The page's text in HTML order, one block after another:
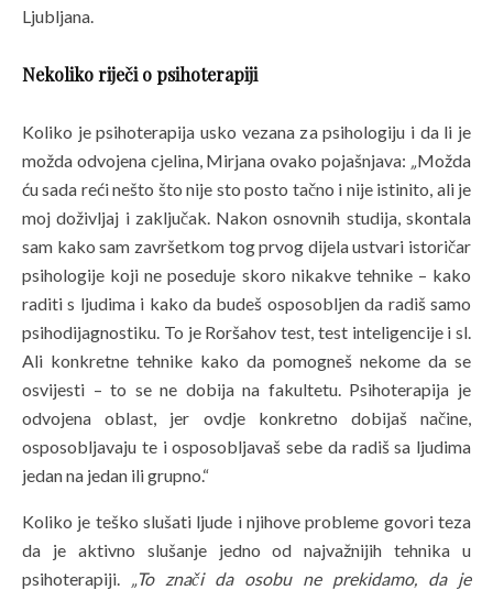
Ljubljana.
Nekoliko riječi o psihoterapiji
Koliko je psihoterapija usko vezana za psihologiju i da li je
možda odvojena cjelina, Mirjana ovako pojašnjava: „Možda
ću sada reći nešto što nije sto posto tačno i nije istinito, ali je
moj doživljaj i zaključak. Nakon osnovnih studija, skontala
sam kako sam završetkom tog prvog dijela ustvari istoričar
psihologije koji ne poseduje skoro nikakve tehnike – kako
raditi s ljudima i kako da budeš osposobljen da radiš samo
psihodijagnostiku. To je Roršahov test, test inteligencije i sl.
Ali konkretne tehnike kako da pomogneš nekome da se
osvijesti – to se ne dobija na fakultetu. Psihoterapija je
odvojena oblast, jer ovdje konkretno dobijaš načine,
osposobljavaju te i osposobljavaš sebe da radiš sa ljudima
jedan na jedan ili grupno.“
Koliko je teško slušati ljude i njihove probleme govori teza
da je aktivno slušanje jedno od najvažnijih tehnika u
psihoterapiji. „To znači da osobu ne prekidamo, da je